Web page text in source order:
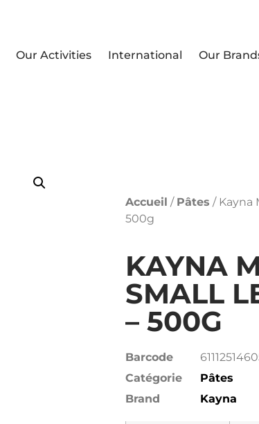
Our Activities International Our
Accueil / Pâtes / Kayna
500g
KAYNA
SMALL
– 500G
Barcode
Catégorie
Pâtes
Brand
Kayna